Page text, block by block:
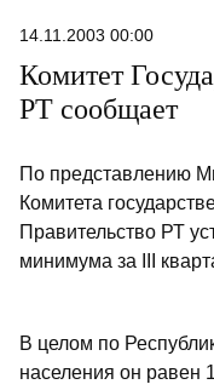
14.11.2003 00:00
Комитет
РТ сообщает
По представлению
Комитета
Правительство РТ
минимума за III
В целом по
населения он равен